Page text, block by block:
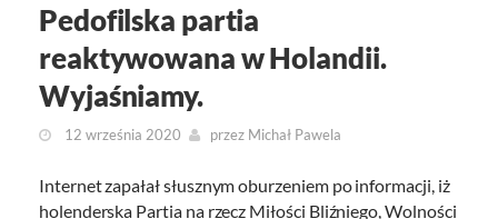
Pedofilska partia
reaktywowana w Holandii.
Wyjaśniamy.
12 września 2020 przez Michał Pawela
Internet zapałał słusznym oburzeniem po informacji, iż
holenderska Partia na rzecz Miłości Bliźniego, Wolności